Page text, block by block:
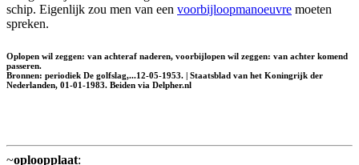
schip. Eigenlijk zou men van een voorbijloopmanoeuvre moeten
spreken.
Oplopen wil zeggen: van achteraf naderen, voorbijlopen wil zeggen: van achter komend
passeren.
Bronnen: periodiek De golfslag,...12-05-1953. | Staatsblad van het Koningrijk der
Nederlanden, 01-01-1983. Beiden via Delpher.nl
~oploopplaat: